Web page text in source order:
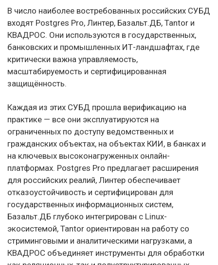
В число наиболее востребованных российских СУБД
входят Postgres Pro, Линтер, Базальт.ДБ, Tantor и
КВАДРОС. Они используются в государственных,
банковских и промышленных ИТ-ландшафтах, где
критически важна управляемость,
масштабируемость и сертифицированная
защищённость.
Каждая из этих СУБД прошла верификацию на
практике — все они эксплуатируются на
ограниченных по доступу ведомственных и
гражданских объектах, на объектах КИИ, в банках и
на ключевых высоконагруженных онлайн-
платформах. Postgres Pro предлагает расширения
для российских реалий, Линтер обеспечивает
отказоустойчивость и сертифицирован для
государственных информационных систем,
Базальт.ДБ глубоко интегрирован с Linux-
экосистемой, Tantor ориентирован на работу со
стриминговыми и аналитическими нагрузками, а
КВАДРОС объединяет инструменты для обработки